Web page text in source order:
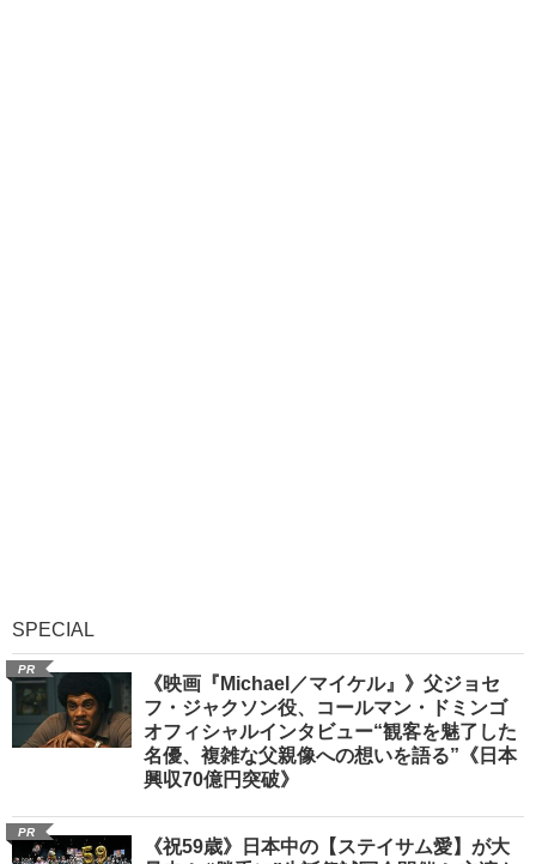
SPECIAL
PR
《映画『Michael／マイケル』》父ジョセ
フ・ジャクソン役、コールマン・ドミンゴ
オフィシャルインタビュー“観客を魅了した
名優、複雑な父親像への想いを語る”《日本
興収70億円突破》
PR
《祝59歳》日本中の【ステイサム愛】が大